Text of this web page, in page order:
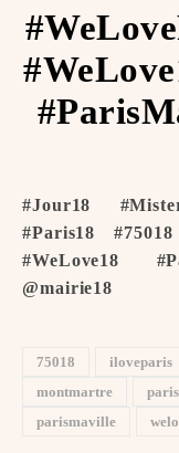
#Jour18 #MisterJoeCity #Montmartre #Paris
#Paris18
#WeLove18
@mairie18
75018 iloveparis
montmartre
paris
parismaville